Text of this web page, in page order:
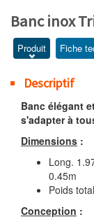
Banc inox
Produit Fiche
Descriptif
Banc élégant
s'adapter à
Dimensions :
Long.
0.45m
Poids
Conception :